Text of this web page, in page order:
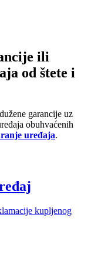
ili
od štete i
garancije uz
obuhvaćenih
uređaja.
kupljenog